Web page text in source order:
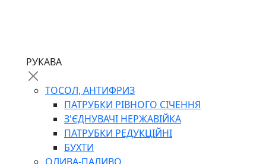
РУКАВА
ТОСОЛ, АНТИФРИЗ
ПАТРУБКИ РІВНОГО СІЧЕННЯ
З'ЄДНУВАЧІ НЕРЖАВІЙКА
ПАТРУБКИ РЕДУКЦІЙНІ
БУХТИ